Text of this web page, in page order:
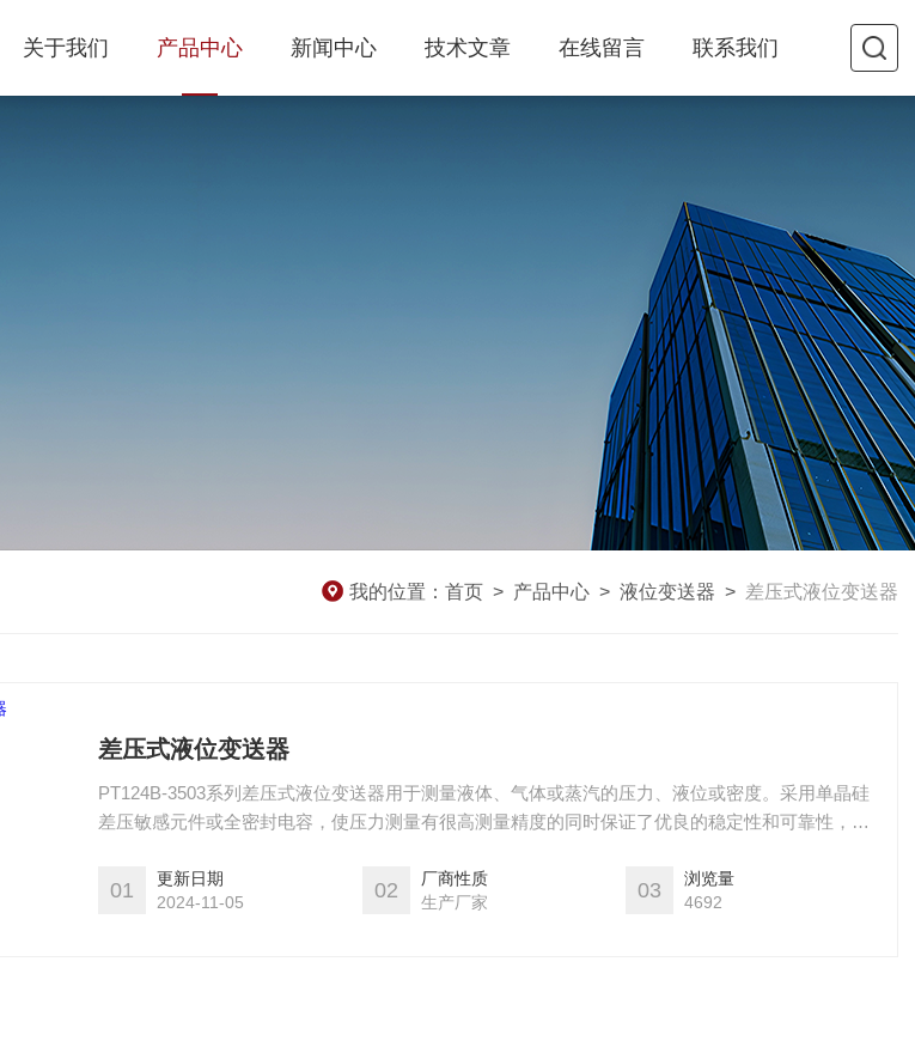
关于我们 产品中心 新闻中心 技术文章 在线留言 联系我们
我的位置： 首页 > 产品中心 > 液位变送器 > 差压式液位变送器
差压式液位变送器
PT124B-3503系列差压式液位变送器用于测量液体、气体或蒸汽的压力、液位或密度。采用单晶硅
差压敏感元件或全密封电容，使压力测量有很高测量精度的同时保证了优良的稳定性和可靠性，该
放大线路板，将压力或差压转换4～20mA DC信号输出。
01
更新日期
2024-11-05
02
厂商性质
生产厂家
03
浏览量
4692